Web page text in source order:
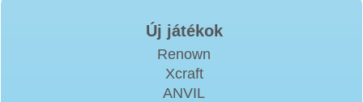
Új játékok
Renown
Xcraft
ANVIL